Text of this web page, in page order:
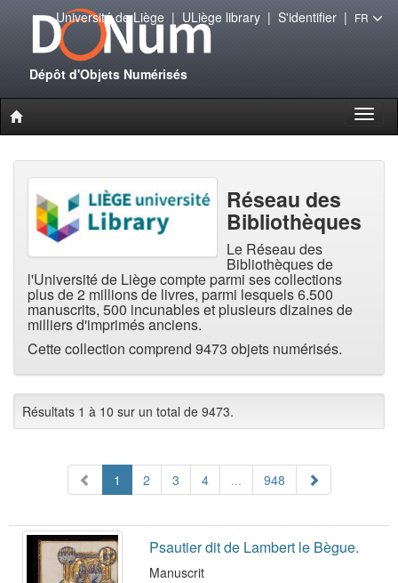
Dépôt d'Objets Numérisés
Université de Liège| ULiège library| S'identifier| FR
Réseau des
Bibliothèques
Le Réseau des
Bibliothèques de
l'Université de Liège compte parmi ses collections
plus de 2 millions de livres, parmi lesquels 6.500
manuscrits, 500 incunables et plusieurs dizaines de
milliers d'imprimés anciens.
Cette collection comprend 9473 objets numérisés.
Résultats 1 à 10 sur un total de 9473.
1 2 3 4 ... 948
Psautier dit de Lambert le Bègue.
Manuscrit